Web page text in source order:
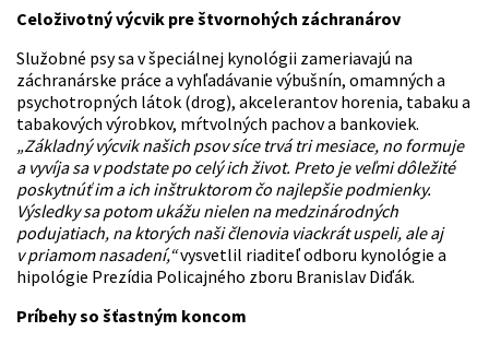
Celoživotný výcvik pre štvornohých záchranárov
Služobné psy sa v špeciálnej kynológii zameriavajú na
záchranárske práce a vyhľadávanie výbušnín, omamných a
psychotropných látok (drog), akcelerantov horenia, tabaku a
tabakových výrobkov, mŕtvolných pachov a bankoviek.
„Základný výcvik našich psov síce trvá tri mesiace, no formuje
a vyvíja sa v podstate po celý ich život. Preto je veľmi dôležité
poskytnúť im a ich inštruktorom čo najlepšie podmienky.
Výsledky sa potom ukážu nielen na medzinárodných
podujatiach, na ktorých naši členovia viackrát uspeli, ale aj
v priamom nasadení,“vysvetlil riaditeľ odboru kynológie a
hipológie Prezídia Policajného zboru Branislav Diďák.
Príbehy so šťastným koncom